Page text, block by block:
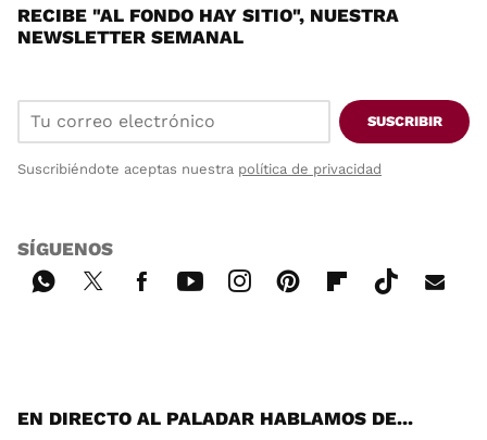
RECIBE "AL FONDO HAY SITIO", NUESTRA
NEWSLETTER SEMANAL
SUSCRIBIR
Suscribiéndote aceptas nuestra política de privacidad
SÍGUENOS
EN DIRECTO AL PALADAR HABLAMOS DE...